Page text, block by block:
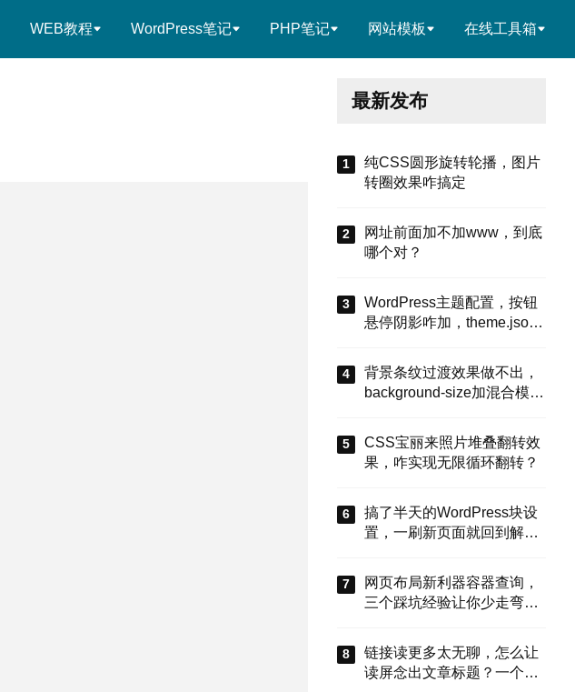
WEB教程 WordPress笔记 PHP笔记 网站模板 在线工具箱
最新发布
纯CSS圆形旋转轮播，图片
转圈效果咋搞定
网址前面加不加www，到底
哪个对？
WordPress主题配置，按钮
悬停阴影咋加，theme.json
背景条纹过渡效果做不出，
background-size加混合模式
CSS宝丽来照片堆叠翻转效
果，咋实现无限循环翻转？
搞了半天的WordPress块设
置，一刷新页面就回到解放
今天就来盘盘怎么把这些选
项值真正存到块属性里，让
设置不再“翻车”。
网页布局新利器容器查询，
三个踩坑经验让你少走弯
链接读更多太无聊，怎么让
读屏念出文章标题？一个属